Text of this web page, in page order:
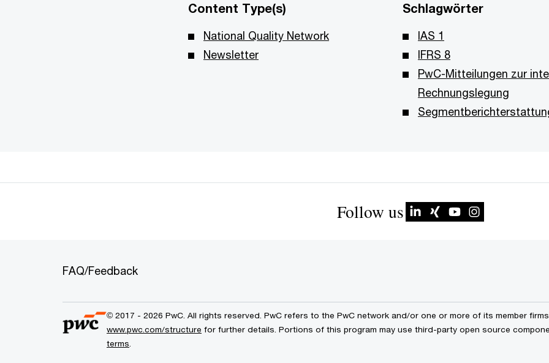
Content Type(s)
National Quality Network
Newsletter
Schlagwörter
IAS 1
IFRS 8
PwC-Mitteilungen zur
Rechnungslegung
Follow us
FAQ/Feedback
© 2017 - 2026 PwC. All rights reserved. PwC refers to the PwC network and/or one or more of its member
www.pwc.com/structure for further details. Portions of this program may use third-party open source
terms.